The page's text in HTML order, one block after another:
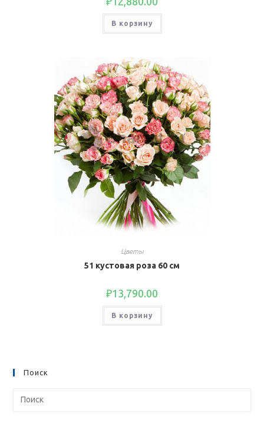
В корзину
Цветы
51 кустовая роза 60 см
₽13,790.00
В корзину
Поиск